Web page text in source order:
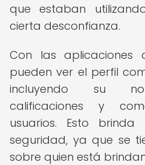
que estaban
cierta desconfianza.
Con las aplicaciones
pueden ver el perfil
incluyendo su
calificaciones y
usuarios. Esto
seguridad, ya que se
sobre quien está